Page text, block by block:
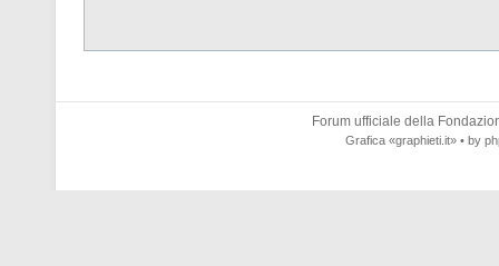
Forum ufficiale della
Grafica «graphieti.it» • by